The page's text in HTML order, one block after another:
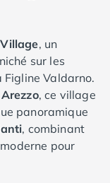
, un
sur les
Figline Valdarno.
Arezzo, ce village
panoramique
, combinant
pour